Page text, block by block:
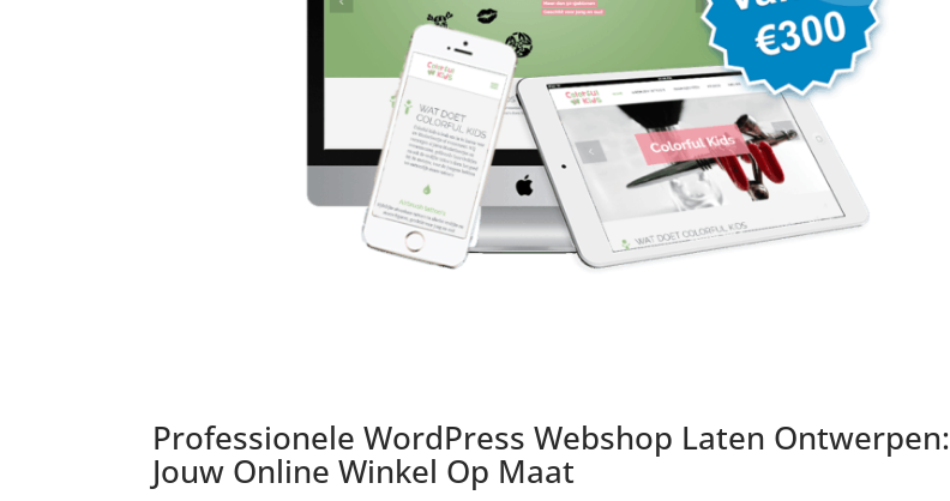
Professionele WordPress Webshop Laten Ontwerpen:
Jouw Online Winkel Op Maat